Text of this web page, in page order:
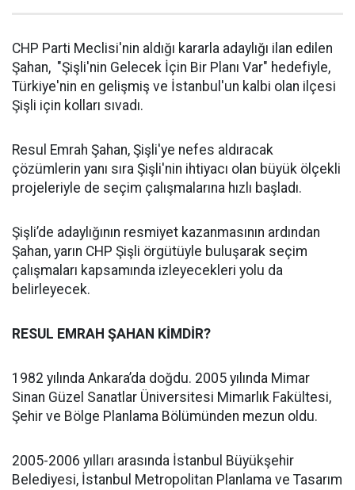
CHP Parti Meclisi'nin aldığı kararla adaylığı ilan edilen
Şahan, "Şişli'nin Gelecek İçin Bir Planı Var" hedefiyle,
Türkiye'nin en gelişmiş ve İstanbul'un kalbi olan ilçesi
Şişli için kolları sıvadı.
Resul Emrah Şahan, Şişli'ye nefes aldıracak
çözümlerin yanı sıra Şişli'nin ihtiyacı olan büyük ölçekli
projeleriyle de seçim çalışmalarına hızlı başladı.
Şişli’de adaylığının resmiyet kazanmasının ardından
Şahan, yarın CHP Şişli örgütüyle buluşarak seçim
çalışmaları kapsamında izleyecekleri yolu da
belirleyecek.
RESUL EMRAH ŞAHAN KİMDİR?
1982 yılında Ankara’da doğdu. 2005 yılında Mimar
Sinan Güzel Sanatlar Üniversitesi Mimarlık Fakültesi,
Şehir ve Bölge Planlama Bölümünden mezun oldu.
2005-2006 yılları arasında İstanbul Büyükşehir
Belediyesi, İstanbul Metropolitan Planlama ve Tasarım